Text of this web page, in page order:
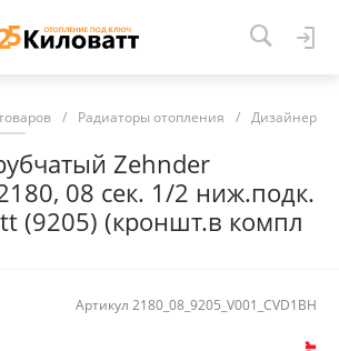
/ Радиаторы отопления /
Zehnder
08 сек. 1/2 ниж.подк.
(9205) (кроншт.в компл
Артикул 2180_08_9205_V001_CVD1BH